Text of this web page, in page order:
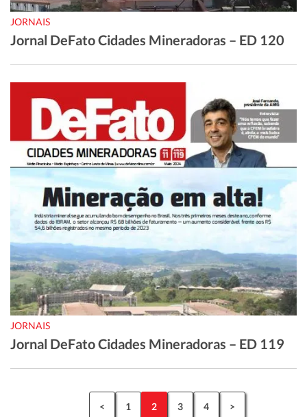
JORNAIS
Jornal DeFato Cidades Mineradoras – ED 120
JORNAIS
Jornal DeFato Cidades Mineradoras – ED 119
< 1 2 3 4 >